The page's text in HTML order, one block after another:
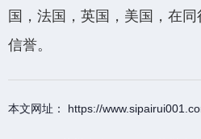
国，法国，英国，美国，在
信誉。
本文网址： https://